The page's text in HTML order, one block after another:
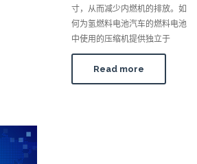
寸，从而减少内燃机的排放。如
何为氢燃料电池汽车的燃料电池
中使用的压缩机提供独立于
Read more